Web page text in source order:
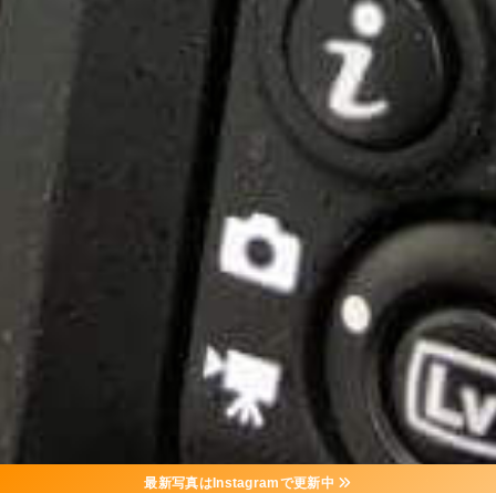
最新写真はInstagramで更新中